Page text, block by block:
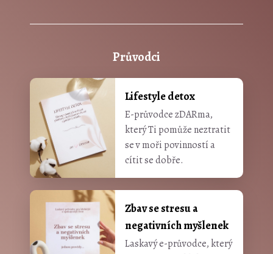
Průvodci
Lifestyle detox
E-průvodce zDARma,
který Ti pomůže neztratit
se v moři povinností a
cítit se dobře.
Zbav se stresu a
negativních myšlenek
Laskavý e-průvodce, který